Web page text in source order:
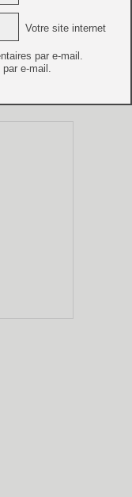
Votre site internet
par e-mail.
e-mail.